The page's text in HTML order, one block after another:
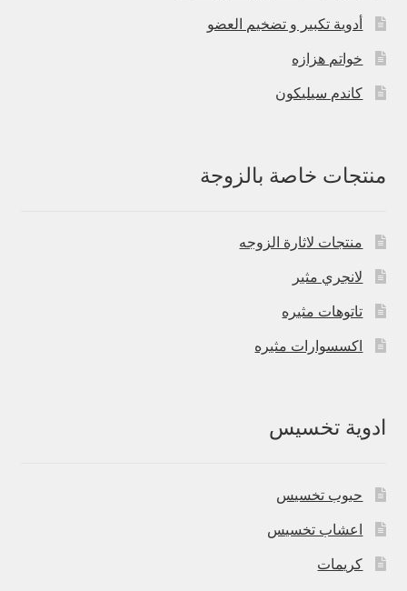
أدوية تكبير و تضخيم العضو
خواتم هزازه
كاندم سيليكون
منتجات خاصة بالزوجة
منتجات لاثارة الزوجه
لانجري مثير
تاتوهات مثيره
اكسسوارات مثيره
ادوية تخسيس
حبوب تخسيس
اعشاب تخسيس
كريمات